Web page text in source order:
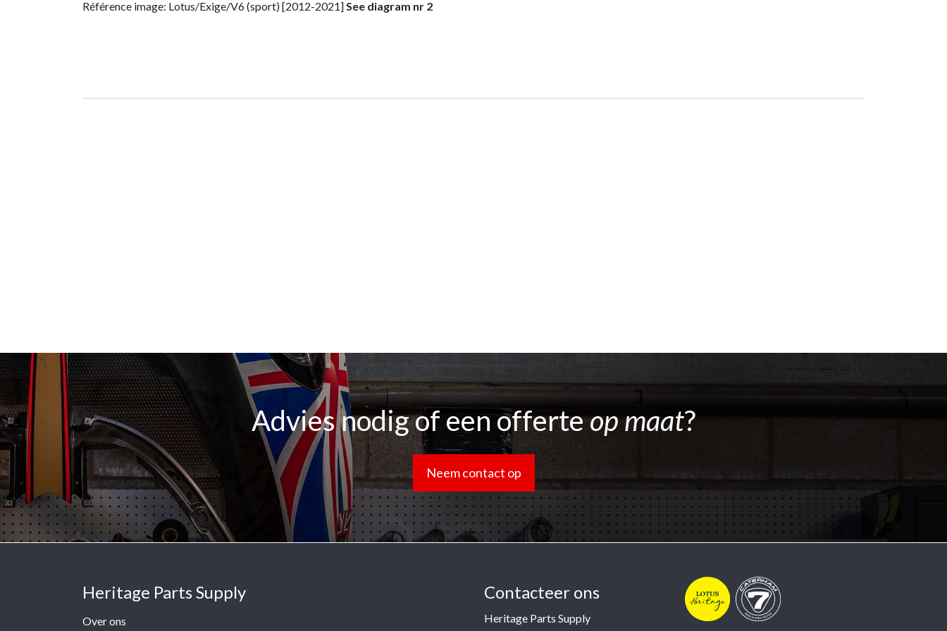
Référence image: Lotus/Exige/V6 (sport) [2012-2021]See diagram nr 2
Advies nodig of een offerteop maat?
Neem contact op
Heritage Parts Supply
Over ons
Contacteer ons
Heritage Parts Supply